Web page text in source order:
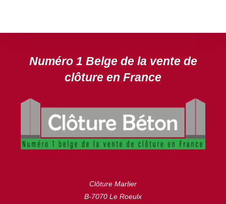
Numéro 1 Belge de la vente de
clôture en France
Clôture Marlier
B-7070 Le Roeulx